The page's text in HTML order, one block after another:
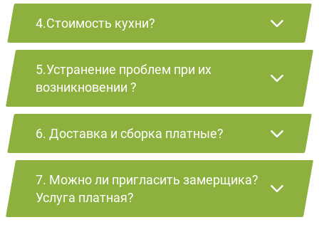
4.Стоимость кухни?
5.Устранение проблем при их
возникновении ?
6. Доставка и сборка платные?
7. Можно ли пригласить замерщика?
Услуга платная?